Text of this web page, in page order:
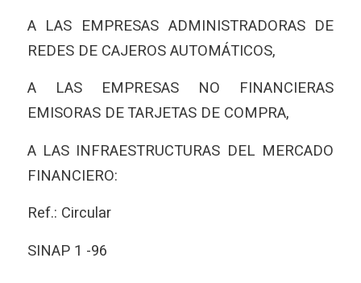
A LAS EMPRESAS ADMINISTRADORAS DE
REDES DE CAJEROS AUTOMÁTICOS,
A LAS EMPRESAS NO FINANCIERAS
EMISORAS DE TARJETAS DE COMPRA,
A LAS INFRAESTRUCTURAS DEL MERCADO
FINANCIERO:
Ref.: Circular
SINAP 1 -96